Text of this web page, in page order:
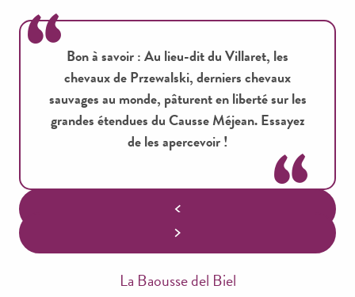
Bon à savoir : Au lieu-dit du Villaret, les
chevaux de Przewalski, derniers chevaux
sauvages au monde, pâturent en liberté sur les
grandes étendues du Causse Méjean. Essayez
de les apercevoir !
La Baousse del Biel